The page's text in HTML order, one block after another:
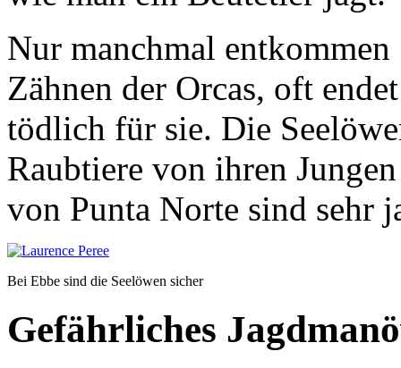
Nur manchmal
Zähnen der Orcas, oft
tödlich für sie. Die
Raubtiere von ihren
von Punta Norte sind sehr
Bei Ebbe sind die Seelöwen sicher
Gefährliches